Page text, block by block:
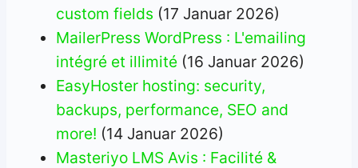
custom fields (17 Januar 2026)
MailerPress WordPress : L'emailing
intégré et illimité (16 Januar 2026)
EasyHoster hosting: security,
backups, performance, SEO and
more! (14 Januar 2026)
Masteriyo LMS Avis : Facilité &